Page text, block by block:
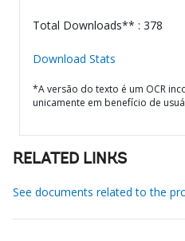
Total Downloads** : 378
Download Stats
*A versão do texto é um OCR
unicamente em benefício de
RELATED LINKS
See documents related to the